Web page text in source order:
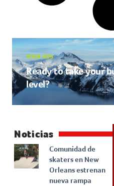
YOUR ADS
Ready to take your
level?
Noticias
Comunidad de
skaters en New
Orleans estrenan
nueva rampa